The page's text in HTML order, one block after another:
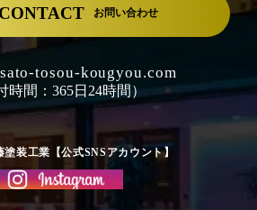
CONTACT お問い合わせ
tosou-kougyou.com
時間：365日24時間）
装工業【公式SNSアカウント】